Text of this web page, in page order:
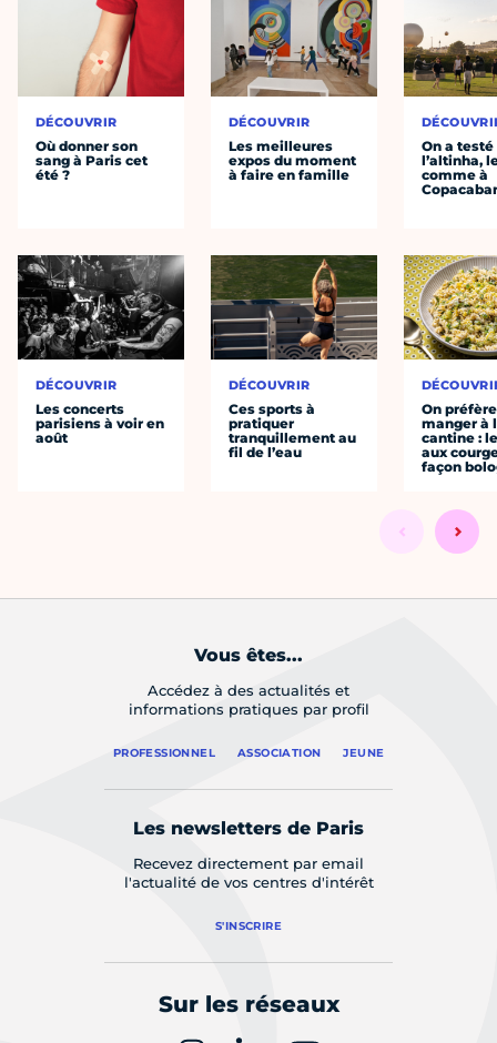
DÉCOUVRIR
Où donner son
sang à Paris cet
été ?
DÉCOUVRIR
Les concerts
parisiens à voir en
août
DÉCOUVRIR
Les meilleures
expos du moment
à faire en famille
DÉCOUVRIR
Ces sports à
pratiquer
tranquillement au
fil de l’eau
On a testé
l’altinha,
comme à
On préfère
manger à
cantine :
aux
façon
Vous êtes...
Accédez à des actualités et
informations pratiques par profil
PROFESSIONNEL ASSOCIATION JEUNE
Les newsletters de Paris
Recevez directement par email
l'actualité de vos centres d'intérêt
S'INSCRIRE
Sur les réseaux